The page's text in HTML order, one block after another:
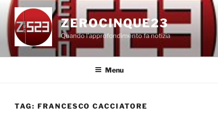
Salta
contenuto
ZEROCINQUE23
Quando l'approfondimento fa notizia
Menu
TAG: FRANCESCO CACCIATORE